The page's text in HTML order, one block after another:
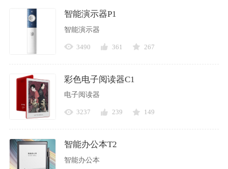
智能演示器P1
智能演示器
3490 361 267
彩色电子阅读器C1
电子阅读器
3237 239 149
智能办公本T2
智能办公本